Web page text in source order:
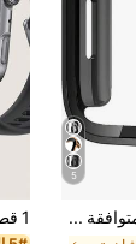
5
1 حالة مقاومة للماء متوافقة مع ساعات آبل بمقاسات 40 مم، 41 مم، 42 مم، 44 مم، 45 مم، 46 مم، و 49 مم. مصنوعة من مادة بلاستيكية صلبة مقاومة للصدمات والخدوش، مع واقي شاشة من الزجاج المقسى وتصميم غطاء محكم للماء. متوافقة مع ساعة آبل أولترا / السلسلة 11 / 10 / 9 / 8 / 7 / 6 / 5 / 4 / SE. مريحة للارتداء مع لمس حساس. حالة رياضية وكاجوال للرجال والنساء.